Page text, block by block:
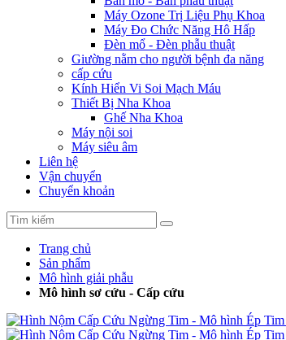
Máy Ozone Trị Liệu Phụ Khoa
Máy Đo Chức Năng Hô Hấp
Đèn mổ - Đèn phẫu thuật
Giường nằm cho người bệnh đa năng
cấp cứu
Kính Hiển Vi Soi Mạch Máu
Thiết Bị Nha Khoa
Ghế Nha Khoa
Máy nội soi
Máy siêu âm
Liên hệ
Vận chuyển
Chuyển khoản
Trang chủ
Sản phẩm
Mô hình giải phẫu
Mô hình sơ cứu - Cấp cứu